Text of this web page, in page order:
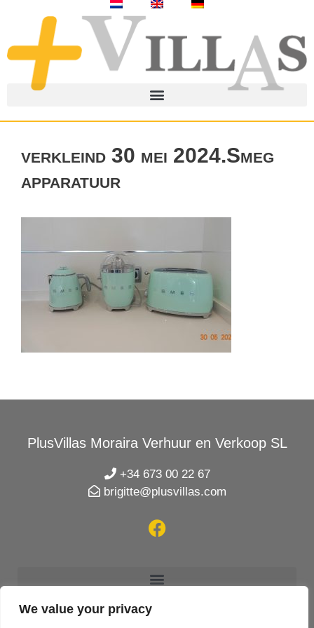
We value your privacy
verkleind 30 mei 2024.Smeg
apparatuur
PlusVillas Moraira Verhuur en Verkoop SL
+34 673 00 22 67
brigitte@plusvillas.com